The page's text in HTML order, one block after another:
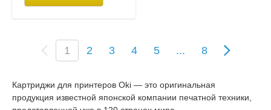
1(
c
r
r
e
2 3 4 5 ... 8
Картриджи для принтеров Oki — это оригинальная
продукция известной японской компании печатной техники,